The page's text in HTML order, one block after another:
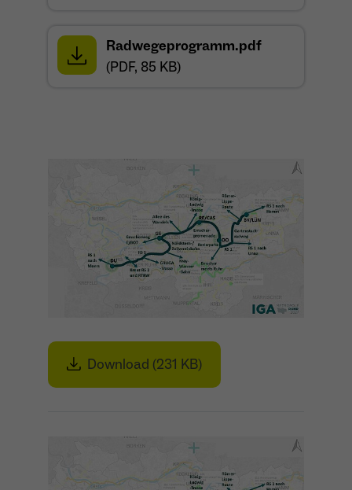
Radwegeprogramm.pdf
(PDF, 85 KB)
öffnet sich in einem neuen Tab
Download (231 KB)